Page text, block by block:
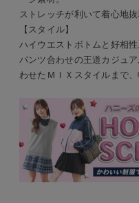
ストレッチが利いて着心地抜
【スタイル】
ハイウエストボトムと好相性
パンツ合わせの王道カジュ
わせたＭＩＸスタイルまで、